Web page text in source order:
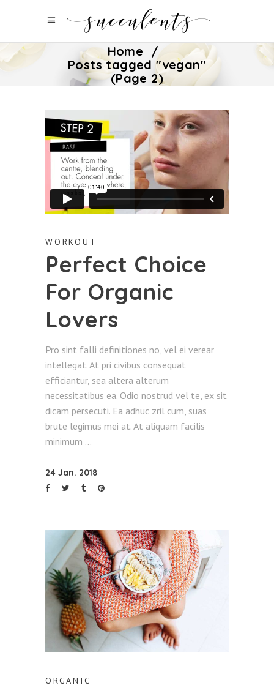
Home /
Posts tagged "vegan"
(Page 2)
WORKOUT
Perfect Choice
For Organic
Lovers
Pro sint falli definitiones no, vel ei verear
intellegat. At pri civibus consequat
efficiantur, sea altera alterum
necessitatibus ea. Odio nostrud vel te, ex sit
dicam persecuti. Ea adhuc zril cum, suas
brute legimus mei at. At aliquam facilis
minimum
24 Jan. 2018
ORGANIC